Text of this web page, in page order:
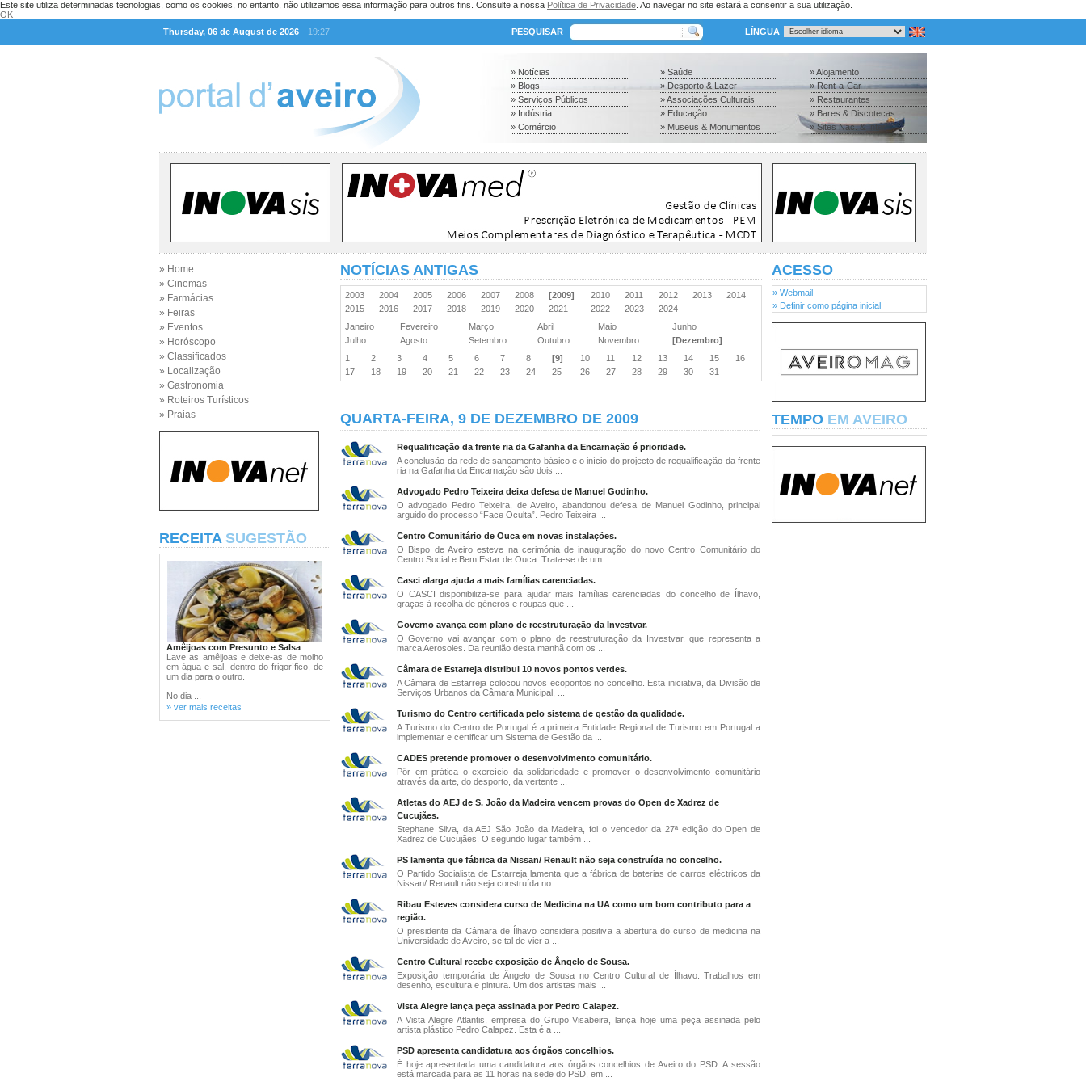
Este site utiliza determinadas tecnologias, como os cookies, no entanto, não utilizamos essa informação para outros fins. Consulte a nossa Política de Privacidade . Ao navegar no site estará a consentir a sua utilização.
OK
Thursday, 06 de August de 2026
19:27 PESQUISAR LÍNGUA
» Notícias
» Blogs
» Serviços Públicos
» Indústria
» Comércio
» Saúde
» Desporto & Lazer
» Associações Culturais
» Educação
» Museus & Monumentos
» Alojamento
» Rent-a-Car
» Restaurantes
» Bares & Discotecas
» Sites Nac. & Inter.
» Home
» Cinemas
» Farmácias
» Feiras
» Eventos
» Horóscopo
» Classificados
» Localização
» Gastronomia
» Roteiros Turísticos
» Praias
RECEITA SUGESTÃO
Amêijoas com Presunto e Salsa
Lave as amêijoas e deixe-as de molho
em água e sal, dentro do frigorífico, de
um dia para o outro.
No dia ...
» ver mais receitas
NOTÍCIAS ANTIGAS
2003 2004 2005 2006 2007 2008 [2009] 2010 2011 2012 2013
2014
2015
2016 2017 2018 2019 2020 2021 2022 2023
2024
Janeiro
Fevereiro Março Abril Maio
Junho
Julho
Agosto Setembro Outubro Novembro
[Dezembro]
1
2 3 4 5 6 7 8 [9] 10 11 12 13 14 15
16
17
18 19 20 21 22 23 24 25 26 27 28 29 30 31
QUARTA-FEIRA, 9 DE DEZEMBRO DE 2009
Requalificação da frente ria da Gafanha da Encarnação é prioridade.
A conclusão da rede de saneamento básico e o início do projecto de requalificação da frente
ria na Gafanha da Encarnação são dois ...
Advogado Pedro Teixeira deixa defesa de Manuel Godinho.
O advogado Pedro Teixeira, de Aveiro, abandonou defesa de Manuel Godinho, principal
arguido do processo “Face Oculta”. Pedro Teixeira ...
Centro Comunitário de Ouca em novas instalações.
O Bispo de Aveiro esteve na cerimónia de inauguração do novo Centro Comunitário do
Centro Social e Bem Estar de Ouca. Trata-se de um ...
Casci alarga ajuda a mais famílias carenciadas.
O CASCI disponibiliza-se para ajudar mais famílias carenciadas do concelho de Ílhavo,
graças à recolha de géneros e roupas que ...
Governo avança com plano de reestruturação da Investvar.
O Governo vai avançar com o plano de reestruturação da Investvar, que representa a
marca Aerosoles. Da reunião desta manhã com os ...
Câmara de Estarreja distribui 10 novos pontos verdes.
A Câmara de Estarreja colocou novos ecopontos no concelho. Esta iniciativa, da Divisão de
Serviços Urbanos da Câmara Municipal, ...
Turismo do Centro certificada pelo sistema de gestão da qualidade.
A Turismo do Centro de Portugal é a primeira Entidade Regional de Turismo em Portugal a
implementar e certificar um Sistema de Gestão da ...
CADES pretende promover o desenvolvimento comunitário.
Pôr em prática o exercício da solidariedade e promover o desenvolvimento comunitário
através da arte, do desporto, da vertente ...
Atletas do AEJ de S. João da Madeira vencem provas do Open de Xadrez de
Cucujães.
Stephane Silva, da AEJ São João da Madeira, foi o vencedor da 27ª edição do Open de
Xadrez de Cucujães. O segundo lugar também ...
PS lamenta que fábrica da Nissan/ Renault não seja construída no concelho.
O Partido Socialista de Estarreja lamenta que a fábrica de baterias de carros eléctricos da
Nissan/ Renault não seja construída no ...
Ribau Esteves considera curso de Medicina na UA como um bom contributo para a
região.
O presidente da Câmara de Ílhavo considera positiva a abertura do curso de medicina na
Universidade de Aveiro, se tal de vier a ...
Centro Cultural recebe exposição de Ângelo de Sousa.
Exposição temporária de Ângelo de Sousa no Centro Cultural de Ílhavo. Trabalhos em
desenho, escultura e pintura. Um dos artistas mais ...
Vista Alegre lança peça assinada por Pedro Calapez.
A Vista Alegre Atlantis, empresa do Grupo Visabeira, lança hoje uma peça assinada pelo
artista plástico Pedro Calapez. Esta é a ...
PSD apresenta candidatura aos órgãos concelhios.
É hoje apresentada uma candidatura aos órgãos concelhios de Aveiro do PSD. A sessão
está marcada para as 11 horas na sede do PSD, em ...
ACESSO
» Webmail
» Definir como página inicial
TEMPO EM AVEIRO